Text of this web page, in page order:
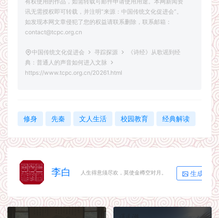
讯无需授权即可转载，并注明“来源：中国传统文化促进会”。
如发现本网文章侵犯了您的权益请联系删除，联系邮箱：
contact@tcpc.org.cn
中国传统文化促进会 寻踪探源
《诗经》从歌谣到经
典：普通人的声音如何进入文脉
https://www.tcpc.org.cn/20261.html
修身 先秦 文人生活 校园教育 经典解读
李白 人生得意须尽欢，莫使金樽空对月。 生成海报